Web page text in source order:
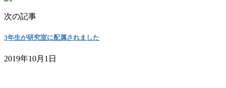
次の記事
3年生が研究室に配属されました
2019年10月1日